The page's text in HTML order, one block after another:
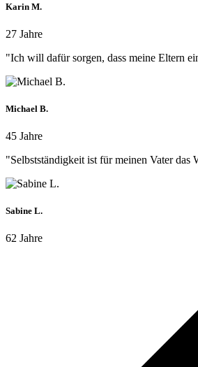
Karin M.
27 Jahre
"Ich will dafür sorgen, dass meine Eltern
Michael B.
45 Jahre
"Selbstständigkeit ist für meinen Vater das
Sabine L.
62 Jahre